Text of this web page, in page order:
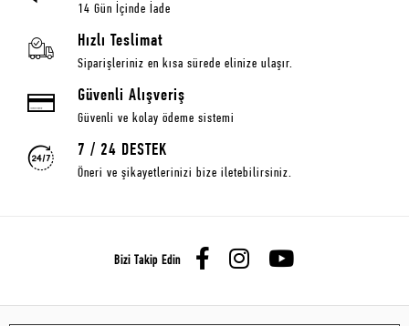
14 Gün İçinde İade
Hızlı Teslimat
Siparişleriniz en kısa sürede elinize ulaşır.
Güvenli Alışveriş
Güvenli ve kolay ödeme sistemi
7 / 24 DESTEK
Öneri ve şikayetlerinizi bize iletebilirsiniz.
Bizi Takip Edin